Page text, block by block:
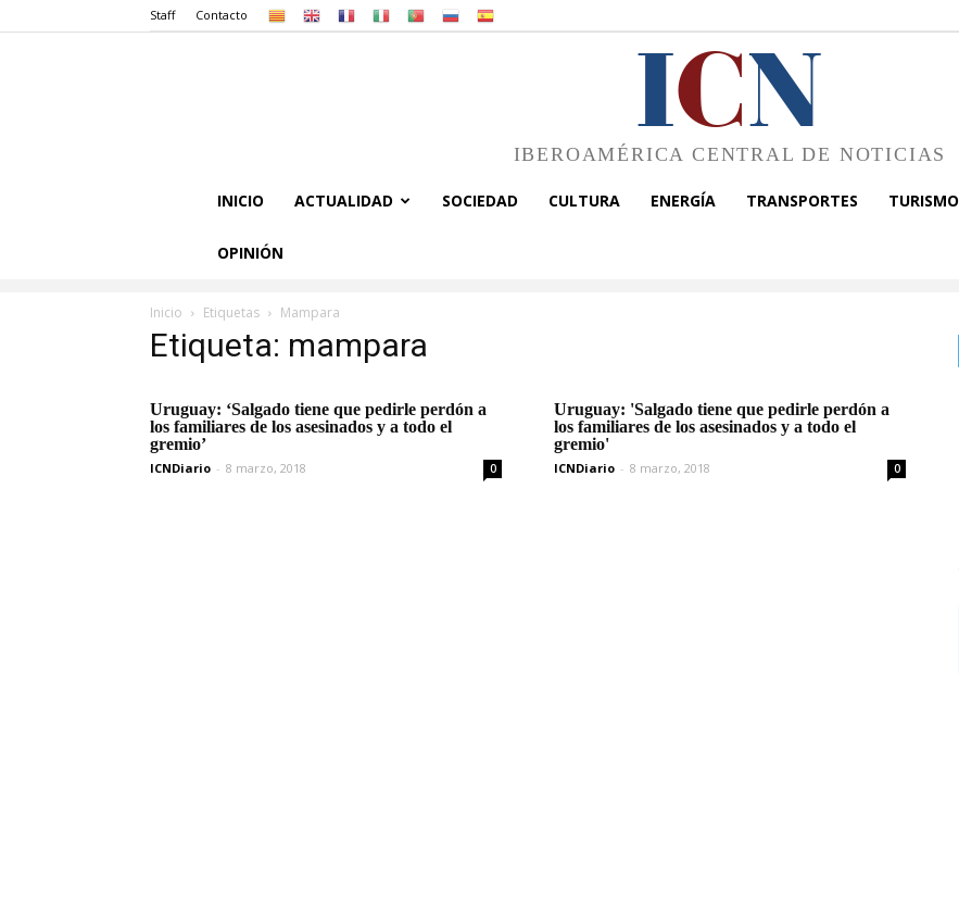
Staff Contacto
ICN
IBEROAMÉRICA CENTRAL DE NOTICIAS
INICIO ACTUALIDAD SOCIEDAD CULTURA ENERGÍA TRANSPORTES TURISMO
OPINIÓN
Inicio Etiquetas Mampara
Etiqueta: mampara
Uruguay: ‘Salgado tiene que pedirle perdón a
los familiares de los asesinados y a todo el
gremio’
ICNDiario - 8 marzo, 2018 0
Uruguay: 'Salgado tiene que pedirle perdón a
los familiares de los asesinados y a todo el
gremio'
ICNDiario - 8 marzo, 2018 0